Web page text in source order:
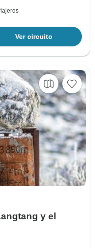
Ver circuito
y el